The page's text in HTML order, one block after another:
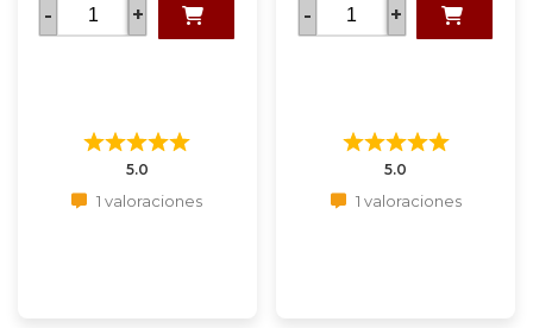
- +
5.0
1 valoraciones
- +
5.0
1 valoraciones